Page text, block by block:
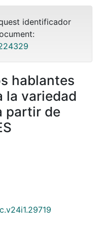
identificador
hablantes
la variedad
partir de